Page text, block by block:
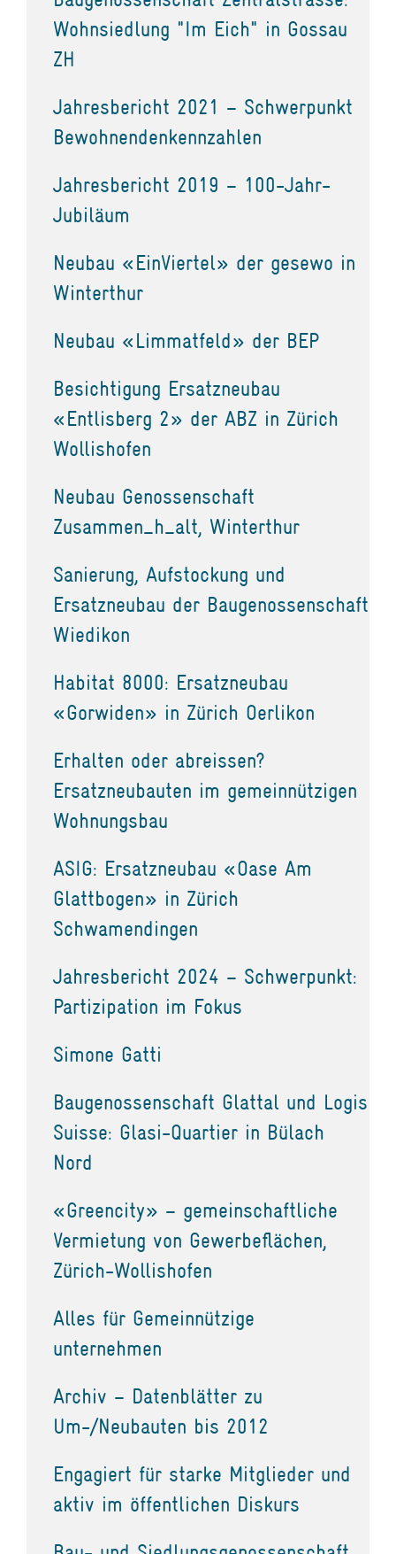
Wohnsiedlung "Im Eich" in Gossau
ZH
Jahresbericht 2021 – Schwerpunkt
Bewohnendenkennzahlen
Jahresbericht 2019 – 100-Jahr-
Jubiläum
Neubau «EinViertel» der gesewo in
Winterthur
Neubau «Limmatfeld» der BEP
Besichtigung Ersatzneubau
«Entlisberg 2» der ABZ in Zürich
Wollishofen
Neubau Genossenschaft
Zusammen_h_alt, Winterthur
Sanierung, Aufstockung und
Ersatzneubau der Baugenossenschaft
Wiedikon
Habitat 8000: Ersatzneubau
«Gorwiden» in Zürich Oerlikon
Erhalten oder abreissen?
Ersatzneubauten im gemeinnützigen
Wohnungsbau
ASIG: Ersatzneubau «Oase Am
Glattbogen» in Zürich
Schwamendingen
Jahresbericht 2024 – Schwerpunkt:
Partizipation im Fokus
Simone Gatti
Baugenossenschaft Glattal und Logis
Suisse: Glasi-Quartier in Bülach
Nord
«Greencity» – gemeinschaftliche
Vermietung von Gewerbeflächen,
Zürich-Wollishofen
Alles für Gemeinnützige
unternehmen
Archiv – Datenblätter zu
Um-/Neubauten bis 2012
Engagiert für starke Mitglieder und
aktiv im öffentlichen Diskurs